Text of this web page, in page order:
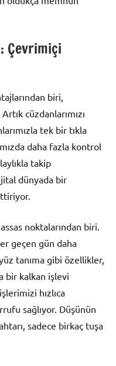
Çevrimiçi
biri,
cüzdanlarımızı
tek bir tıkla
daha fazla kontrol
takip
dünyada bir
noktalarından biri.
geçen gün daha
tanıma gibi özellikler,
bir kalkan işlevi
hızlıca
sağlıyor. Düşünün
sadece birkaç tuşa